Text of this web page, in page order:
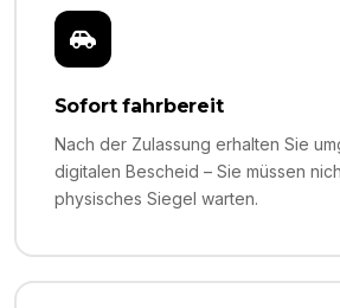
Sofort fahrbereit
Nach der Zulassung erhalten Sie
digitalen Bescheid – Sie müssen
physisches Siegel warten.